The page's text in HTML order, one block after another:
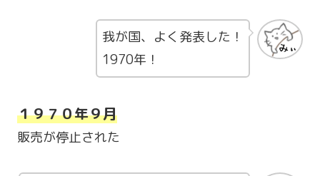
我が国、よく発表した！
1970年！
１９７０年９月
販売が停止された